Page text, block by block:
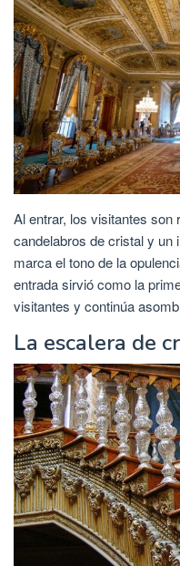
Al entrar, los visitantes son
candelabros de cristal y un
marca el tono de la
entrada sirvió como la
visitantes y continúa
La escalera de